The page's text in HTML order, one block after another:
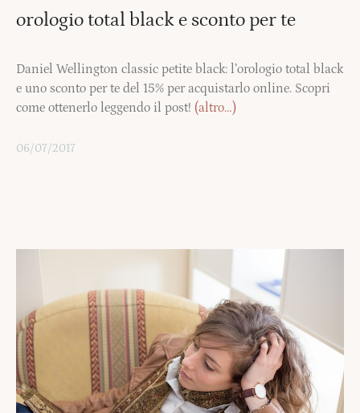
orologio total black e sconto per te
Daniel Wellington classic petite black: l’orologio total black
e uno sconto per te del 15% per acquistarlo online. Scopri
come ottenerlo leggendo il post! (altro…)
06/07/2017